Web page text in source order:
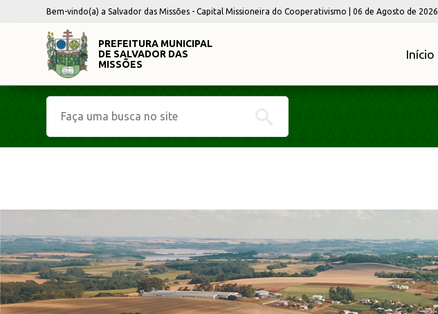
Bem-vindo(a) a Salvador das Missões - Capital Missioneira do Cooperativismo | 06 de Agosto de 2026
PREFEITURA MUNICIPAL
DE SALVADOR DAS
MISSÕES
Início